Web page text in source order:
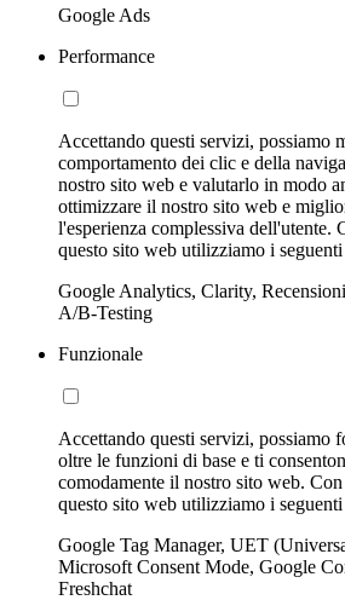
Google Ads
Performance
Accettando questi servizi, possiamo
comportamento dei clic e della
nostro sito web e valutarlo in modo
ottimizzare il nostro sito web e
l'esperienza complessiva dell'utente.
questo sito web utilizziamo i
Google Analytics, Clarity,
A/B-Testing
Funzionale
Accettando questi servizi, possiamo
oltre le funzioni di base e ti
comodamente il nostro sito web.
questo sito web utilizziamo i
Google Tag Manager, UET
Microsoft Consent Mode, Google
Freshchat